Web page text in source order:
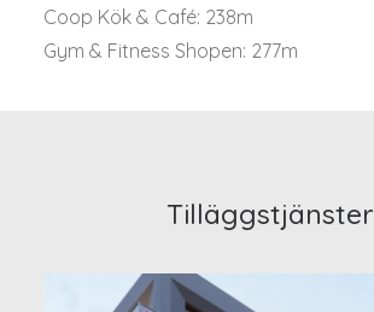
Coop Kök & Café: 238m
Gym & Fitness Shopen: 277m
Tilläggstjänster